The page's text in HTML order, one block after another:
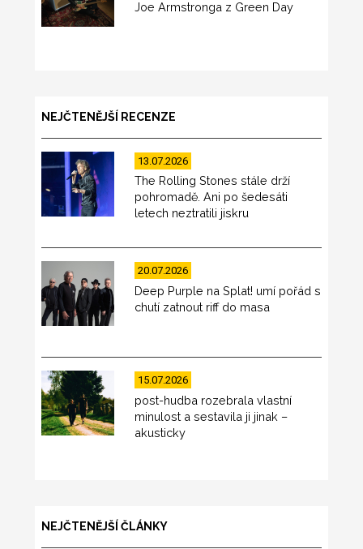
Joe Armstronga z Green Day
NEJČTENĚJŠÍ RECENZE
13.07.2026
The Rolling Stones stále drží
pohromadě. Ani po šedesáti
letech neztratili jiskru
20.07.2026
Deep Purple na Splat! umí pořád s
chutí zatnout riff do masa
15.07.2026
post-hudba rozebrala vlastní
minulost a sestavila ji jinak –
akusticky
NEJČTENĚJŠÍ ČLÁNKY